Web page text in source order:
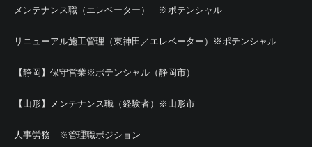
メンテナンス職（エレベーター） ※ポテンシャル
リニューアル施工管理（東神田／エレベーター）※ポテンシャル
【静岡】保守営業※ポテンシャル（静岡市）
【山形】メンテナンス職（経験者）※山形市
人事労務 ※管理職ポジション